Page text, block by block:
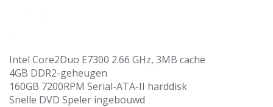
Intel Core2Duo E7300 2.66 GHz, 3MB cache
4GB DDR2-geheugen
160GB 7200RPM Serial-ATA-II harddisk
Snelle DVD Speler ingebouwd